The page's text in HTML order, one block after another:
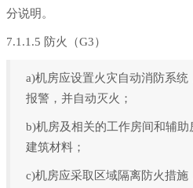
分说明。
7.1.1.5 防火（G3）
a)机房应设置火灾自动消防系
报警，并自动灭火；
b)机房及相关的工作房间和辅
建筑材料；
c)机房应采取区域隔离防火措